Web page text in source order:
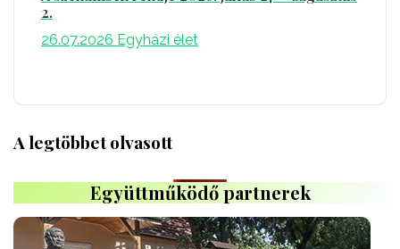
2.
26.07.2026 Egyházi élet
A legtöbbet olvasott
Együttműködő partnerek